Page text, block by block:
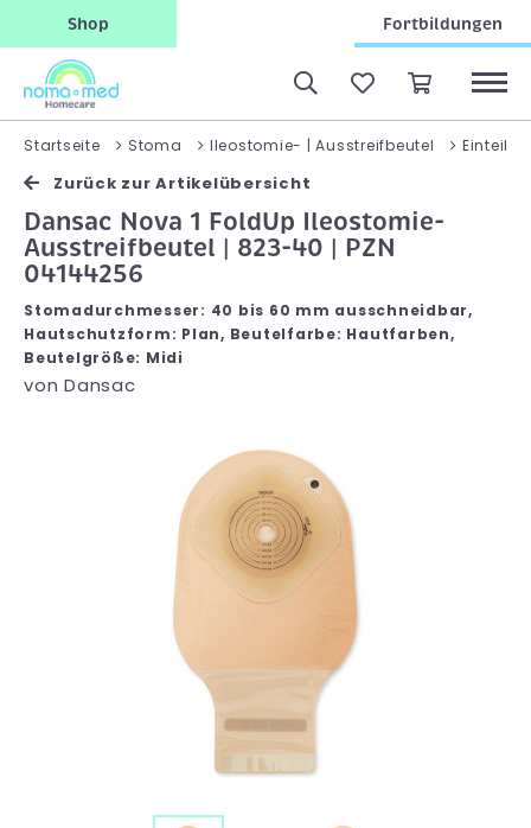
Shop Fortbildungen
Startseite Stoma Ileostomie- | Ausstreifbeutel
Zurück zur Artikelübersicht
Dansac Nova 1 FoldUp Ileostomie-
Ausstreifbeutel | 823-40 | PZN
04144256
Stomadurchmesser: 40 bis 60 mm ausschneidbar,
Hautschutzform: Plan, Beutelfarbe: Hautfarben,
Beutelgröße: Midi
von Dansac